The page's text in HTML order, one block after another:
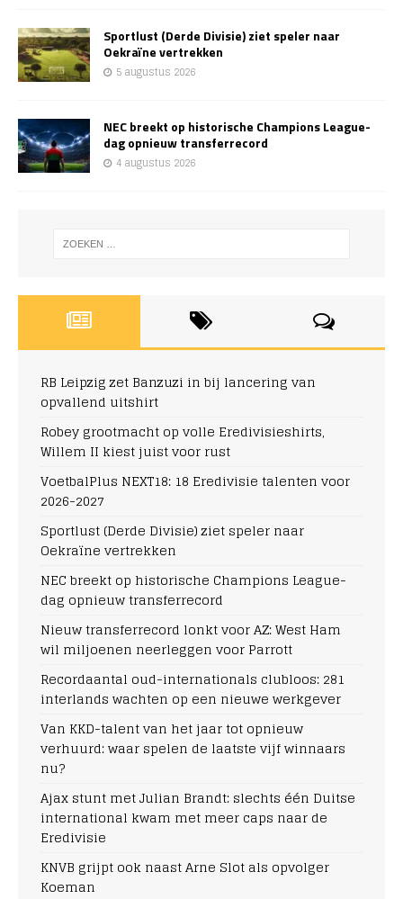
Sportlust (Derde Divisie) ziet speler naar
Oekraïne vertrekken
5 augustus 2026
NEC breekt op historische Champions League-
dag opnieuw transferrecord
4 augustus 2026
RB Leipzig zet Banzuzi in bij lancering van
opvallend uitshirt
Robey grootmacht op volle Eredivisieshirts,
Willem II kiest juist voor rust
VoetbalPlus NEXT18: 18 Eredivisie talenten voor
2026-2027
Sportlust (Derde Divisie) ziet speler naar
Oekraïne vertrekken
NEC breekt op historische Champions League-
dag opnieuw transferrecord
Nieuw transferrecord lonkt voor AZ: West Ham
wil miljoenen neerleggen voor Parrott
Recordaantal oud-internationals clubloos: 281
interlands wachten op een nieuwe werkgever
Van KKD-talent van het jaar tot opnieuw
verhuurd: waar spelen de laatste vijf winnaars
nu?
Ajax stunt met Julian Brandt: slechts één Duitse
international kwam met meer caps naar de
Eredivisie
KNVB grijpt ook naast Arne Slot als opvolger
Koeman